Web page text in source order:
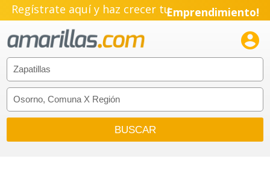
Regístrate aquí y haz crecer tuEmprendimiento!
